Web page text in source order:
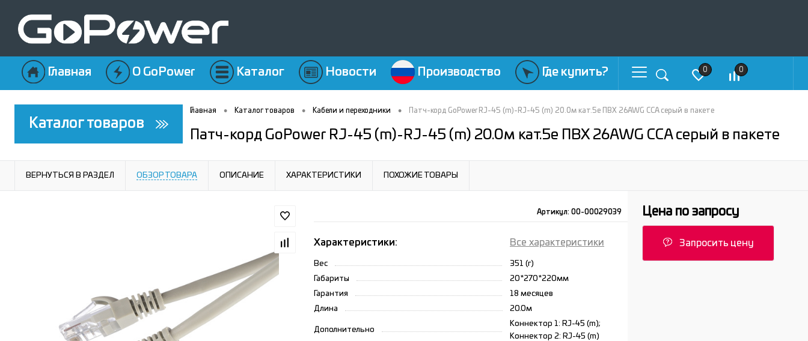
Главная О GoPower Каталог Новости Производство Где купить? 0 0
Каталог товаров
Главная • Каталог товаров • Кабели и переходники • Патч-корд GoPower RJ-45 (m)-RJ-45 (m) 20.0м кат.5е ПВХ 26AWG CCA серый в пакете
Патч-корд GoPower RJ-45 (m)-RJ-45 (m) 20.0м кат.5е ПВХ 26AWG CCA серый в пакете
ВЕРНУТЬСЯ В РАЗДЕЛ ОБЗОР ТОВАРА ОПИСАНИЕ ХАРАКТЕРИСТИКИ ПОХОЖИЕ ТОВАРЫ
Артикул: 00-00029039
Характеристики: Все характеристики
Вес
351 (г)
Габариты
20*270*220мм
Гарантия
18 месяцев
Длина
20.0м
Дополнительно
Коннектор 1: RJ-45 (m);
Коннектор 2: RJ-45 (m)
Цена по запросу
Запросить цену